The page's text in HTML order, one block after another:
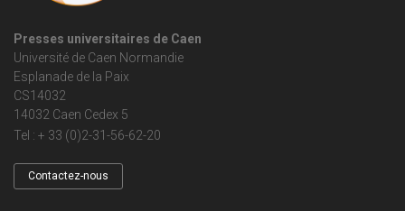
Presses universitaires de Caen
Université de Caen Normandie
Esplanade de la Paix
CS14032
14032 Caen Cedex 5
Tel : + 33 (0)2-31-56-62-20
Contactez-nous